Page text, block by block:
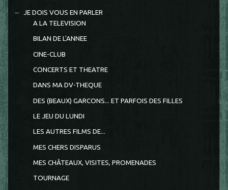
JE DOIS VOUS EN PARLER
A LA TELEVISION
BILAN DE L'ANNEE
CINE-CLUB
CONCERTS ET THEATRE
DANS MA DV-THEQUE
DES (BEAUX) GARCONS... ET PARFOIS DES FILLES
LE JEU DU LUNDI
LES AUTRES FILMS DE...
MES CHERS DISPARUS
MES CHÂTEAUX, VISITES, PROMENADES
TOURNAGE